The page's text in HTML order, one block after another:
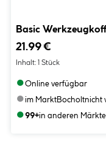
Basic
21.99 €
Inhalt: 1 Stück
●Online verfügbar
●im MarktBocholtnicht
●99+in anderen